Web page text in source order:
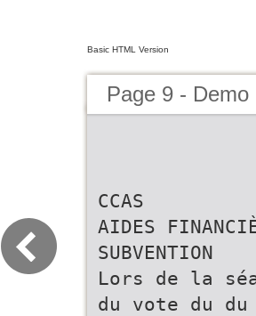
Basic HTML Version
Page 9 - Demo
CCAS
AIDES
SUBVENTION
Lors de la
du vote du du